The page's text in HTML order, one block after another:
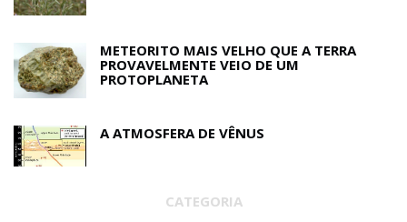
METEORITO MAIS VELHO QUE A TERRA
PROVAVELMENTE VEIO DE UM
PROTOPLANETA
A ATMOSFERA DE VÊNUS
CATEGORIA